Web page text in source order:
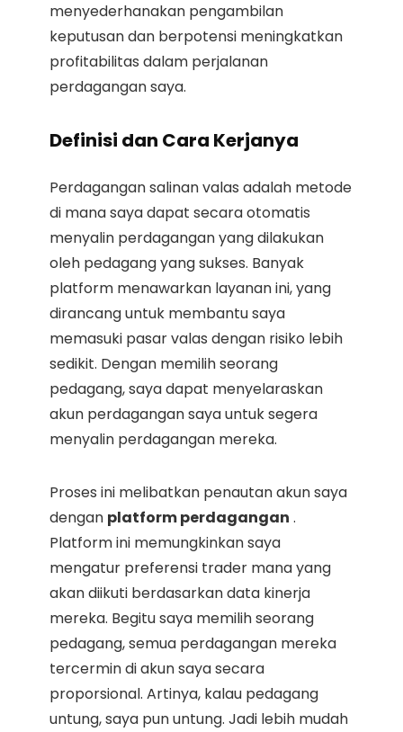
menyederhanakan pengambilan
keputusan dan berpotensi meningkatkan
profitabilitas dalam perjalanan
perdagangan saya.
Definisi dan Cara Kerjanya
Perdagangan salinan valas adalah metode
di mana saya dapat secara otomatis
menyalin perdagangan yang dilakukan
oleh pedagang yang sukses. Banyak
platform menawarkan layanan ini, yang
dirancang untuk membantu saya
memasuki pasar valas dengan risiko lebih
sedikit. Dengan memilih seorang
pedagang, saya dapat menyelaraskan
akun perdagangan saya untuk segera
menyalin perdagangan mereka.
Proses ini melibatkan penautan akun saya
dengan platform perdagangan .
Platform ini memungkinkan saya
mengatur preferensi trader mana yang
akan diikuti berdasarkan data kinerja
mereka. Begitu saya memilih seorang
pedagang, semua perdagangan mereka
tercermin di akun saya secara
proporsional. Artinya, kalau pedagang
untung, saya pun untung. Jadi lebih mudah